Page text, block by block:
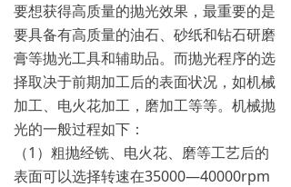
要想获得高质量的抛光效果，最重要的是
要具备有高质量的油石、砂纸和钻石研磨
膏等抛光工具和辅助品。而抛光程序的选
择取决于前期加工后的表面状况，如机械
加工、电火花加工，磨加工等等。机械抛
光的一般过程如下：
（1）粗抛经铣、电火花、磨等工艺后的
表面可以选择转速在35000—40000rpm